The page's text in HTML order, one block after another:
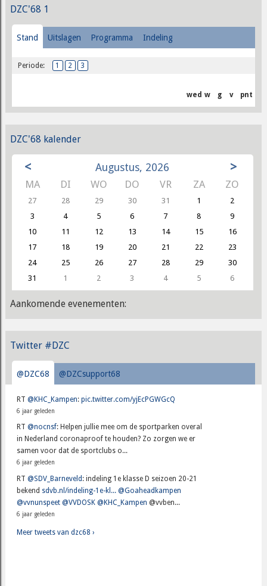
DZC'68 1
Stand Uitslagen Programma Indeling
Periode: 1 2 3
wed w g v pnt
DZC'68 kalender
< Augustus, 2026 >
MA DI WO DO VR ZA ZO
27 28 29 30 31 1
2
3
4 5 6 7 8
9
10
11 12 13 14 15
16
17
18 19 20 21 22
23
24
25 26 27 28 29
30
31
1 2 3 4 5 6
Aankomende evenementen:
Twitter #DZC
@DZC68 @DZCsupport68
RT@KHC_Kampen:pic.twitter.com/yjEcPGWGcQ
6 jaar geleden
RT@nocnsf: Helpen jullie mee om de sportparken overal
in Nederland coronaproof te houden? Zo zorgen we er
samen voor dat de sportclubs o...
6 jaar geleden
RT@SDV_Barneveld : indeling 1e klasse D seizoen 20-21
bekend sdvb.nl/indeling-1e-kl... @Goaheadkampen
@vvnunspeet @VVDOSK @KHC_Kampen @vvben...
6 jaar geleden
Meer tweets van dzc68 ›